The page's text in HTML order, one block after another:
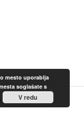
mesto uporablja
soglašate s
V redu